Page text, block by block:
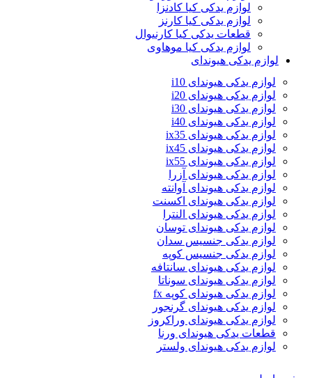
لوازم یدکی کیا کادنزا
لوازم یدکی کیا کارنز
قطعات یدکی کیا کارنیوال
لوازم یدکی کیا موهاوی
لوازم یدکی هیوندای
لوازم یدکی هیوندای i10
لوازم یدکی هیوندای i20
لوازم یدکی هیوندای i30
لوازم یدکی هیوندای i40
لوازم یدکی هیوندای ix35
لوازم یدکی هیوندای ix45
لوازم یدکی هیوندای ix55
لوازم یدکی هیوندای آزرا
لوازم یدکی هیوندای آوانته
لوازم یدکی هیوندای اکسنت
لوازم یدکی هیوندای النترا
لوازم یدکی هیوندای توسان
لوازم یدکی جنسیس سدان
لوازم یدکی جنسیس کوپه
لوازم یدکی هیوندای سانتافه
لوازم یدکی هیوندای سوناتا
لوازم یدکی هیوندای کوپه fx
لوازم یدکی هیوندای گرنجور
لوازم یدکی هیوندای وراکروز
قطعات یدکی هیوندای ورنا
لوازم یدکی هیوندای ولستر